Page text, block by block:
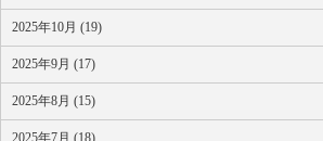
2025年10月 (19)
2025年9月 (17)
2025年8月 (15)